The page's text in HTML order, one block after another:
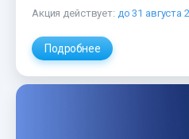
Акция действует: до 31 августа
Подробнее